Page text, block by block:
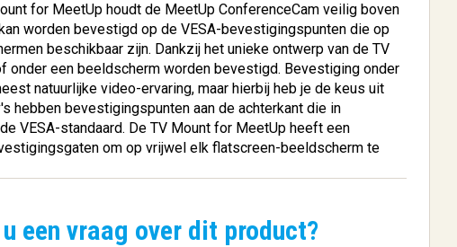
2970B001
Ori...
ACT AC3620 audio kabel
0,15 m 3....
€ 5,17
BESTELLEN
for MeetUp houdt de MeetUp ConferenceCam veilig boven
worden bevestigd op de VESA-bevestigingspunten die op
beschikbaar zijn. Dankzij het unieke ontwerp van de TV
onder een beeldscherm worden bevestigd. Bevestiging onder
natuurlijke video-ervaring, maar hierbij heb je de keus uit
hebben bevestigingspunten aan de achterkant die in
VESA-standaard. De TV Mount for MeetUp heeft een
om op vrijwel elk flatscreen-beeldscherm te
een vraag over dit product?